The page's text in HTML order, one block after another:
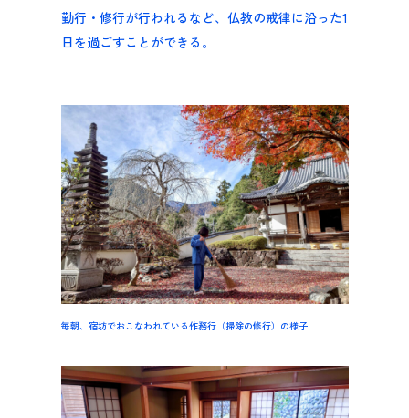
勤行・修行が行われるなど、仏教の戒律に沿った1
日を過ごすことができる。
毎朝、宿坊でおこなわれている作務行（掃除の修行）の様子